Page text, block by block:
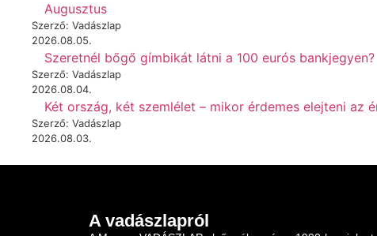
Augusztus
Szerző: Vadászlap
2026.08.05.
Szeretnél bőgő gímbikát látni a 100 eurós bankjegyen?
Szerző: Vadászlap
2026.08.04.
Két ország, két szemlélet – mikor érdemes elejteni az
Szerző: Vadászlap
2026.08.03.
A vadászlapról